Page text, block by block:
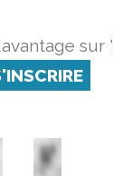
sur '